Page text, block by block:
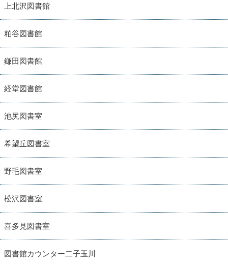
上北沢図書館
粕谷図書館
鎌田図書館
経堂図書館
池尻図書室
希望丘図書室
野毛図書室
松沢図書室
喜多見図書室
図書館カウンター二子玉川